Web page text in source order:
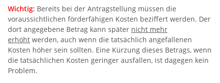
Wichtig: Bereits bei der Antragstellung müssen die
voraussichtlichen förderfähigen Kosten beziffert werden. Der
dort angegebene Betrag kann später nicht mehr
erhöht werden, auch wenn die tatsächlich angefallenen
Kosten höher sein sollten. Eine Kürzung dieses Betrags, wenn
die tatsächlichen Kosten geringer ausfallen, ist dagegen kein
Problem.